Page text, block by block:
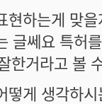
현하는게 맞
글쎄요 특허
한거라고 볼
떻게 생각하